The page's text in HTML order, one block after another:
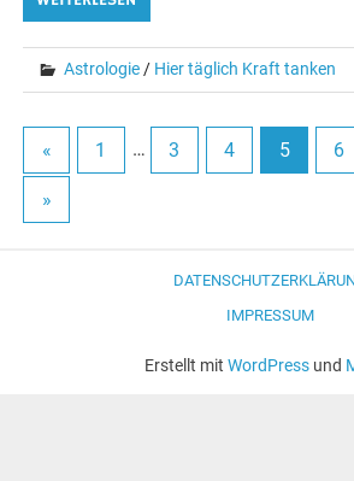
Astrologie / Hier täglich Kraft tanken
« 1 … 3 4 5 6
»
IMPRESSUM
Erstellt mit WordPressund